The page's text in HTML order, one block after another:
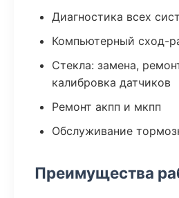
Диагностика всех
Компьютерный сход-
Стекла: замена,
калибровка датчиков
Ремонт акпп и мкпп
Обслуживание
Преимущества